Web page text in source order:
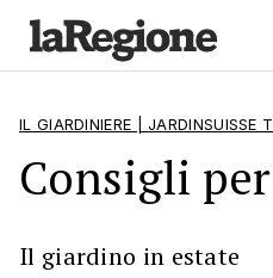
IL GIARDINIERE | JARDINSUISSE
Consigli
Il giardino in estate